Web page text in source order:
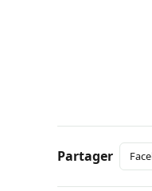
Partager